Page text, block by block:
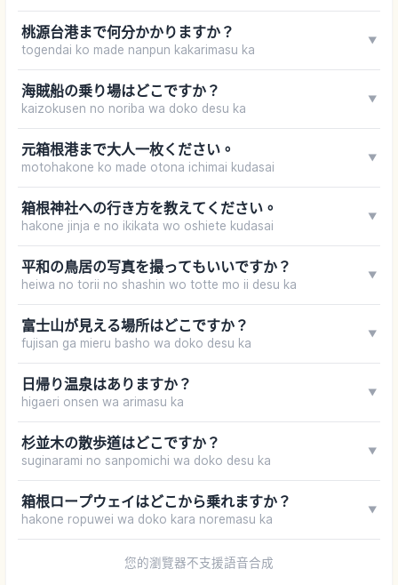
桃源台港まで何分かかりますか？
togendai ko made nanpun kakarimasu ka
▼
海賊船の乗り場はどこですか？
kaizokusen no noriba wa doko desu ka
▼
元箱根港まで大人一枚ください。
motohakone ko made otona ichimai kudasai
▼
箱根神社への行き方を教えてください。
hakone jinja e no ikikata wo oshiete kudasai
▼
平和の鳥居の写真を撮ってもいいですか？
heiwa no torii no shashin wo totte mo ii desu ka
▼
富士山が見える場所はどこですか？
fujisan ga mieru basho wa doko desu ka
▼
日帰り温泉はありますか？
higaeri onsen wa arimasu ka
▼
杉並木の散歩道はどこですか？
suginarami no sanpomichi wa doko desu ka
▼
箱根ロープウェイはどこから乗れますか？
hakone ropuwei wa doko kara noremasu ka
▼
您的瀏覽器不支援語音合成